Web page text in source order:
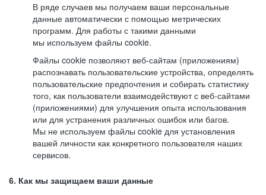
В ряде случаев мы получаем ваши персональные
данные автоматически с помощью метрических
программ. Для работы с такими данными
мы используем файлы cookie.
Файлы cookie позволяют веб-сайтам (приложениям)
распознавать пользовательские устройства, определять
пользовательские предпочтения и собирать статистику
того, как пользователи взаимодействуют с веб-сайтами
(приложениями) для улучшения опыта использования
или для устранения различных ошибок или багов.
Мы не используем файлы cookie для установления
вашей личности как конкретного пользователя наших
сервисов.
6. Как мы защищаем ваши данные